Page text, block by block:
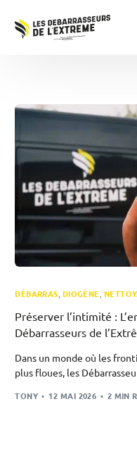
DÉBARRAS DIOGÈNE
Préserver l’intimité :
Débarrasseurs de
Dans un monde où les
plus floues, les
TONY 12 MAI 2026 2 MIN